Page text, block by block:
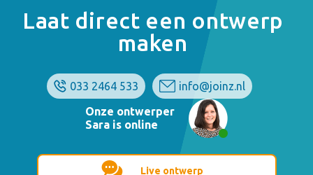
Laat direct een ontwerp
maken
033 2464 533
info@joinz.nl
Onze ontwerper
Sara is online
Live ontwerp